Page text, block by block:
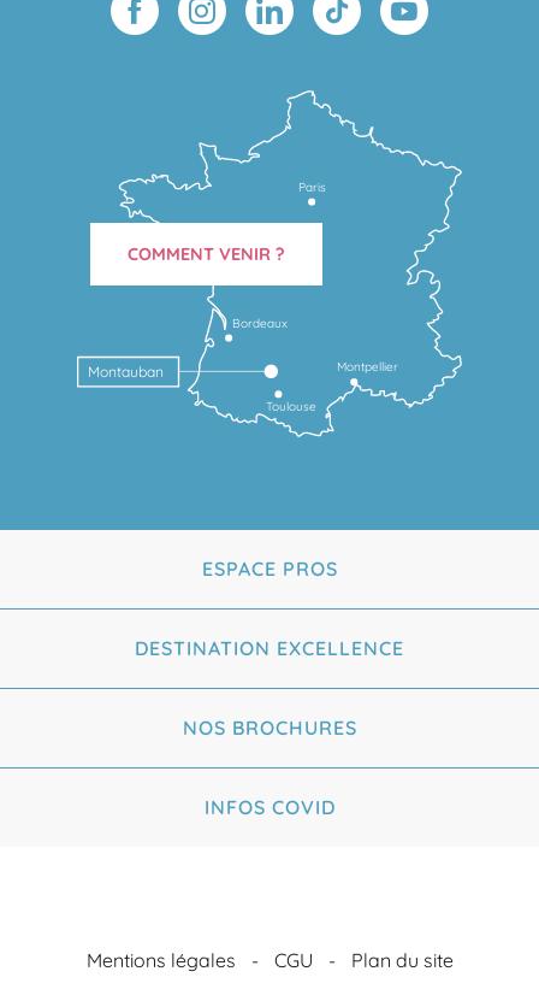
Toulouse
Montpellier
Bordeaux
Montauban
Paris
COMMENT VENIR ?
ESPACE PROS
DESTINATION EXCELLENCE
NOS BROCHURES
INFOS COVID
Mentions légales CGU
Plan du site